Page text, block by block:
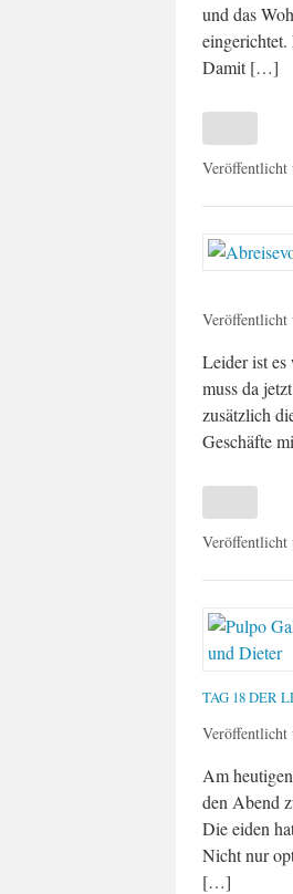
und das
Damit […]
Veröffentlicht
Veröffentlicht
Leider ist es
muss da
zusätzlich
Geschäfte
Veröffentlicht
TAG 18 DER
Veröffentlicht
Am
den Abend
Die eiden
Nicht nur
[…]